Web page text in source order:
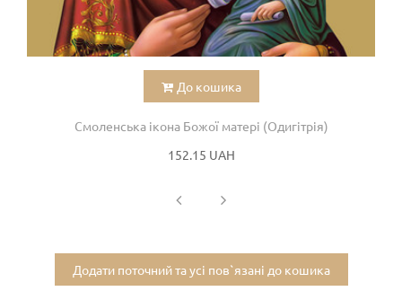
До кошика
Смоленська ікона Божої матері (Одигітрія)
152.15 UAH
Додати поточний та усі пов`язані до кошика